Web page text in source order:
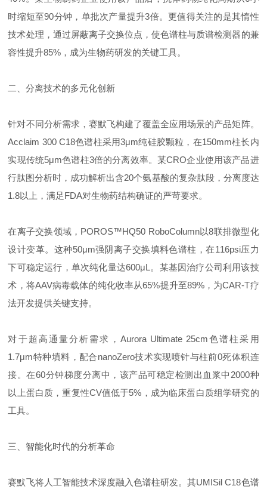
时缩短至90分钟，单批次产量提升3倍。更值得关注的是其惰性
技术处理，通过屏蔽离子交换位点，使色谱柱与质谱检测器的兼
容性提升85%，成为生物药研发的关键工具。
二、分离技术的多元化创新
针对不同分析需求，赛默飞构建了覆盖全应用场景的产品矩阵。
Acclaim 300 C18色谱柱采用3μm纯硅胶颗粒，在150mm柱长内
实现传统5μm色谱柱3倍的分离效率。某CRO企业使用该产品进
行肽图分析时，成功解析出含20个氨基酸的复杂肽段，分离度达
1.8以上，满足FDA对生物药结构确证的严苛要求。
在离子交换领域，POROS™HQ50 RoboColumn以8联排微型化
设计变革。这种50μm强阴离子交换填料色谱柱，在116psi压力
下可稳定运行，单次纯化量达600μL。某基因治疗公司利用该技
术，将AAV病毒载体的纯化收率从65%提升至89%，为CAR-T疗
法开发提供关键支持。
对于超高通量分析需求，Aurora Ultimate 25cm色谱柱采用
1.7μm特种填料，配合nanoZero技术实现喷针与柱前0死体积连
接。在60分钟梯度分离中，该产品可稳定检测出血浆中2000种
以上蛋白质，重复性CV值低于5%，成为临床蛋白质组学研究的
工具。
三、智能化时代的分析革命
赛默飞将人工智能技术深度融入色谱柱研发。其UMISil C18色谱